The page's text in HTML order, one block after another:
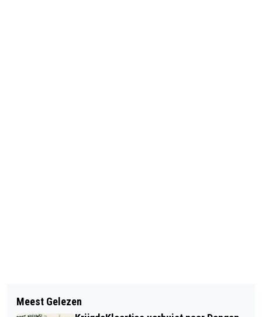
DONGENSE DARTS COMPETITIE
716 VERKEERSBOETES IN DONGEN,
Meest Gelezen